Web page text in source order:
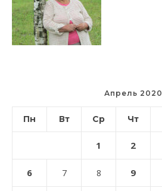
Апрель 2020
Пн Вт Ср Чт
1 2
6 7 8 9